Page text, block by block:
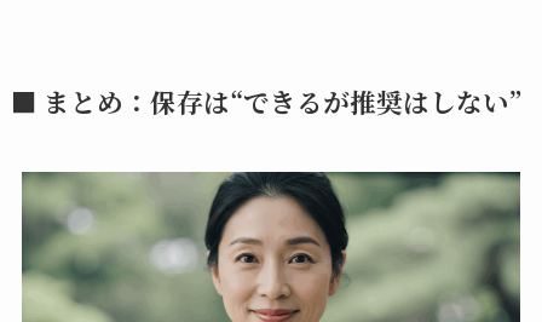
■ まとめ：保存は“できるが推奨はしない”